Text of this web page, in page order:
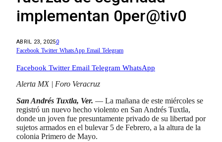
implementan 0per@tiv0
ABRIL 23, 20250
Facebook Twitter WhatsApp Email Telegram
Facebook Twitter Email Telegram WhatsApp
Alerta MX | Foro Veracruz
San Andrés Tuxtla, Ver. — La mañana de este miércoles se
registró un nuevo hecho violento en San Andrés Tuxtla,
donde un joven fue presuntamente privado de su libertad por
sujetos armados en el bulevar 5 de Febrero, a la altura de la
colonia Primero de Mayo.